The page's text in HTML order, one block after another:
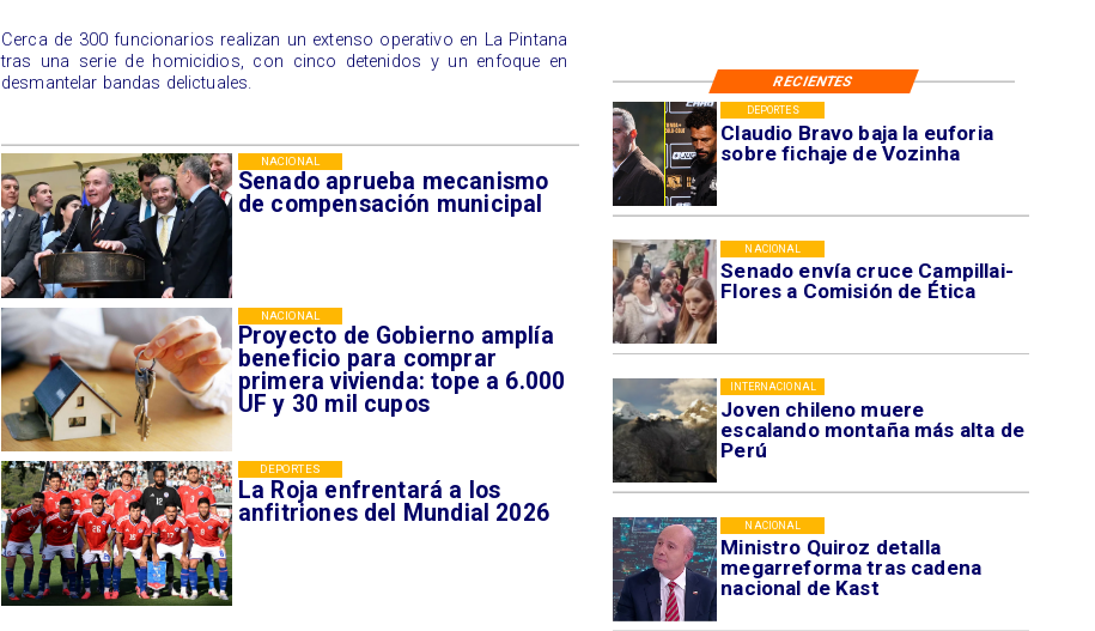
Claudio Bravo baja la euforia
sobre fichaje de Vozinha
DEPORTES
Senado envía cruce Campillai-
Flores a Comisión de Ética
NACIONAL
Joven chileno muere
escalando montaña más alta de
Perú
INTERNACIONAL
Ministro Quiroz detalla
megarreforma tras cadena
nacional de Kast
NACIONAL
Senado aprueba mecanismo
de compensación municipal
NACIONAL
Proyecto de Gobierno amplía
beneficio para comprar
primera vivienda: tope a 6.000
UF y 30 mil cupos
NACIONAL
La Roja enfrentará a los
anfitriones del Mundial 2026
DEPORTES
​Cerca de 300 funcionarios realizan un extenso operativo en La Pintana
tras una serie de homicidios, con cinco detenidos y un enfoque en
desmantelar bandas delictuales.
RECIENTES